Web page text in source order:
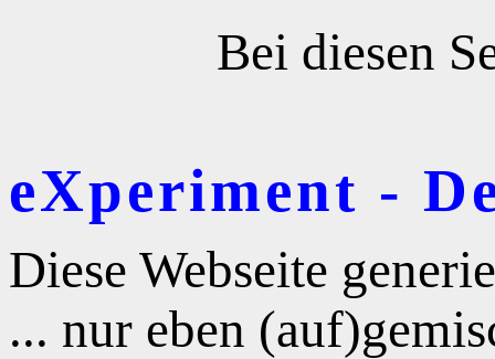
Bei diesen
eXperiment -
Diese Webseite
... nur eben